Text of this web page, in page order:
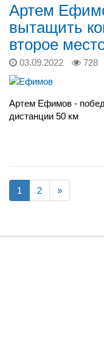
Артем
вытащить
второе
03.09.2022 728
Артем Ефимов -
дистанции 50 км
1 2 »